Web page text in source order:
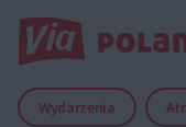
Wydarzenia